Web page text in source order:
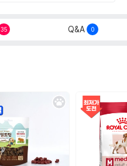
35 Q&A 0